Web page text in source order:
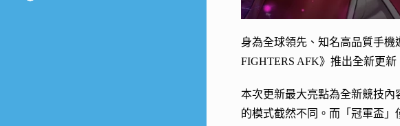
身為全球領先、知名高品質手機
FIGHTERS AFK》推出全新更
本次更新最大亮點為全新競技內
的模式截然不同。而「冠軍盃